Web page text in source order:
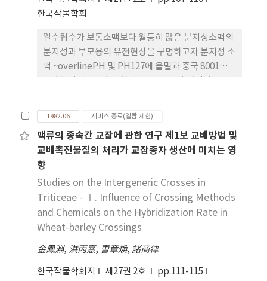
한국작물학회
일수립수가 보통소맥보다 월등히 많은 분지성소맥의
분지성과 부모용의 유전현상을 구명하고자 분지성 소
맥 ~overlinePH 및 PH127에 올밀과 중국 8001를
을 고온단일 및 고온장일하에서 시험한 결과를 요약
하면 다음과 같다. 1. 공시된 전조합에서 F1 이 정상수
로 나타나 분지성에 관여하는 유전자는 열성인 것으
로 판명되었다. 2. 분지성의 유전양식은 쓰여진 재료
에 따라 차이가 있어서 PH127은 2쌍의 열성유전자
에 의하여 PH119은 3쌍의 열성유전자에 의하여 표
현되는 것으로 나타났다. 3. 분지성의 표현은 일장에
의하여 그 분리비가 변하지 않았으나 단일조건에서
분지의 발육이 왕성한 편이었다. 4. PH127 및 PH119
의 부모용은 단순우성유전자에 의하여 지배되는 것으
성과 독립인 것으로 그러나 PH 119 올밀에서는 관련
이 있는 것으로 나타났다.
1982.06 서비스 종료(열람 제한)
맥류의 종속간 교잡에 관한 연구 제1보 교배방법 및
교배촉진물질의 처리가 교잡종자 생산에 미치는 영
향
Studies on the Intergeneric Crosses in
Triticeae - Ⅰ. Influence of Crossing Methods
and Chemicals on the Hybridization Rate in
Wheat-barley Crossings
金鳳淵, 洪丙憙, 曺章煥, 諸商律
한국작물학회지 제27권 2호
pp.111-115